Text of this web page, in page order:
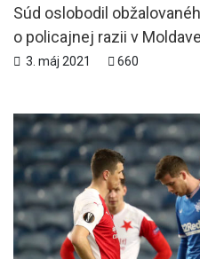
Súd oslobodil
o policajnej razii v
3. máj 2021 660